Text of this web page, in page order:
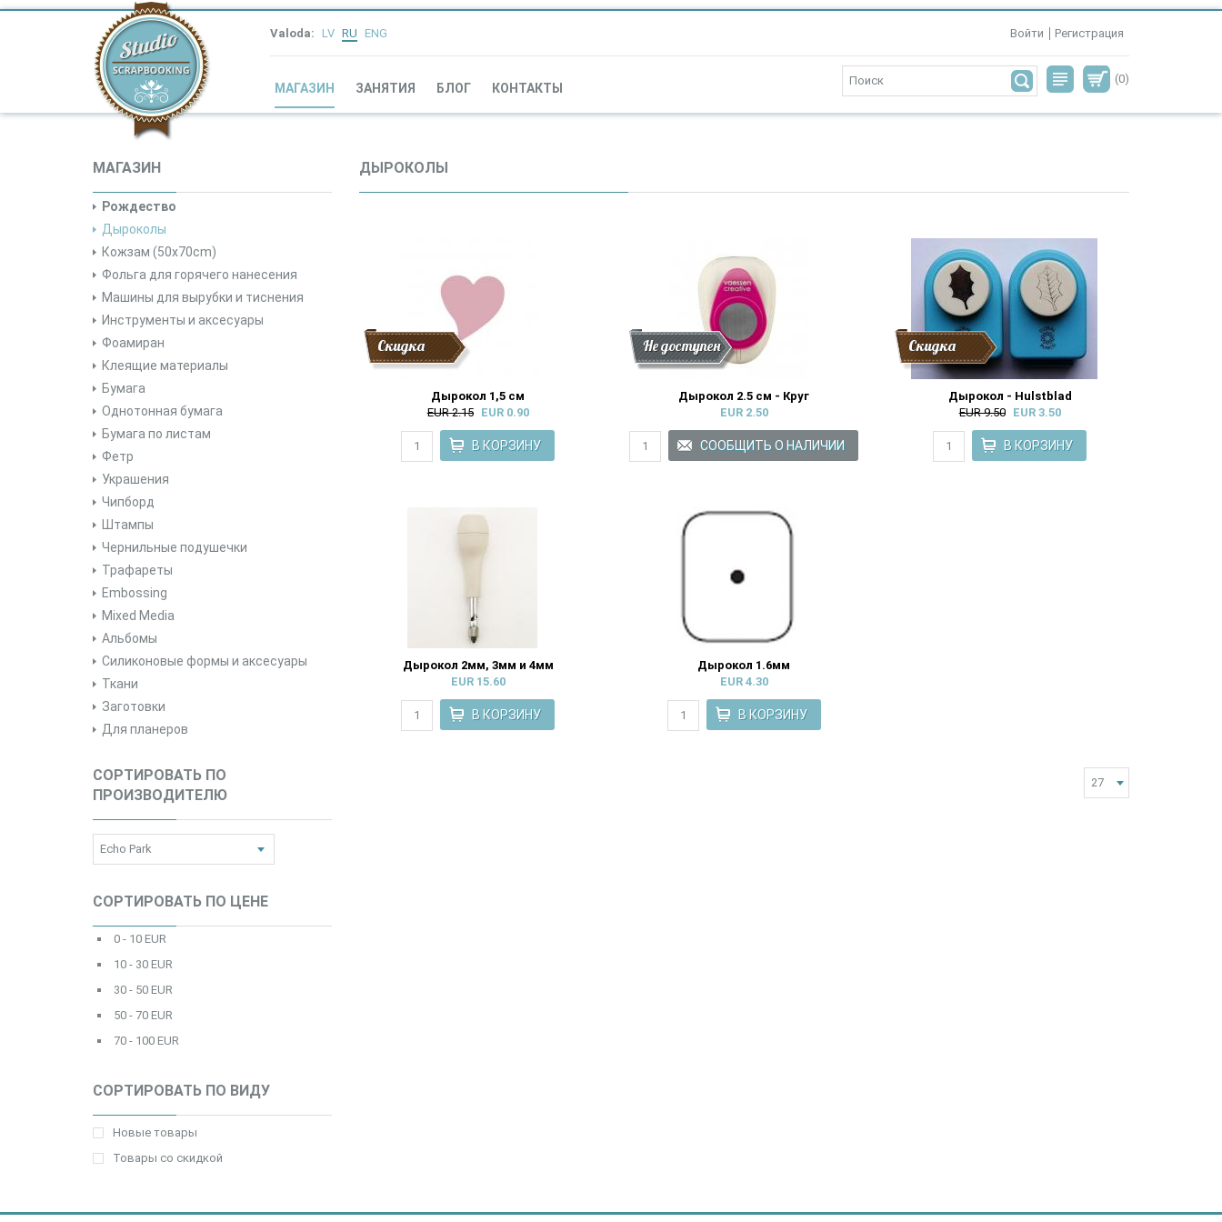
Valoda: LV RU ENG Войти Регистрация
МАГАЗИН ЗАНЯТИЯ БЛОГ КОНТАКТЫ
(0)
МАГАЗИН
Рождество
Дыроколы
Кожзам (50x70cm)
Фольга для горячего нанесения
Машины для вырубки и тиснения
Инструменты и аксесуары
Фоамиран
Клеящие материалы
Бумага
Однотонная бумага
Бумага по листам
Фетр
Украшения
Чипборд
Штампы
Чернильные подушечки
Трафареты
Embossing
Mixed Media
Альбомы
Силиконовые формы и аксесуары
Ткани
Заготовки
Для планеров
СОРТИРОВАТЬ ПО
ПРОИЗВОДИТЕЛЮ
СОРТИРОВАТЬ ПО ЦЕНЕ
0 - 10 EUR
10 - 30 EUR
30 - 50 EUR
50 - 70 EUR
70 - 100 EUR
СОРТИРОВАТЬ ПО ВИДУ
Новые товары
Товары со скидкой
ДЫРОКОЛЫ
Скидка
Дырокол 1,5 см
EUR 2.15
EUR 0.90
Скидка
Новинки
Не доступен
Дырокол 2.5 см - Круг
EUR 2.50
Скидка
Дырокол - Hulstblad
EUR 9.50
EUR 3.50
Дырокол 2мм, 3мм и 4мм
EUR 15.60
Дырокол 1.6мм
EUR 4.30